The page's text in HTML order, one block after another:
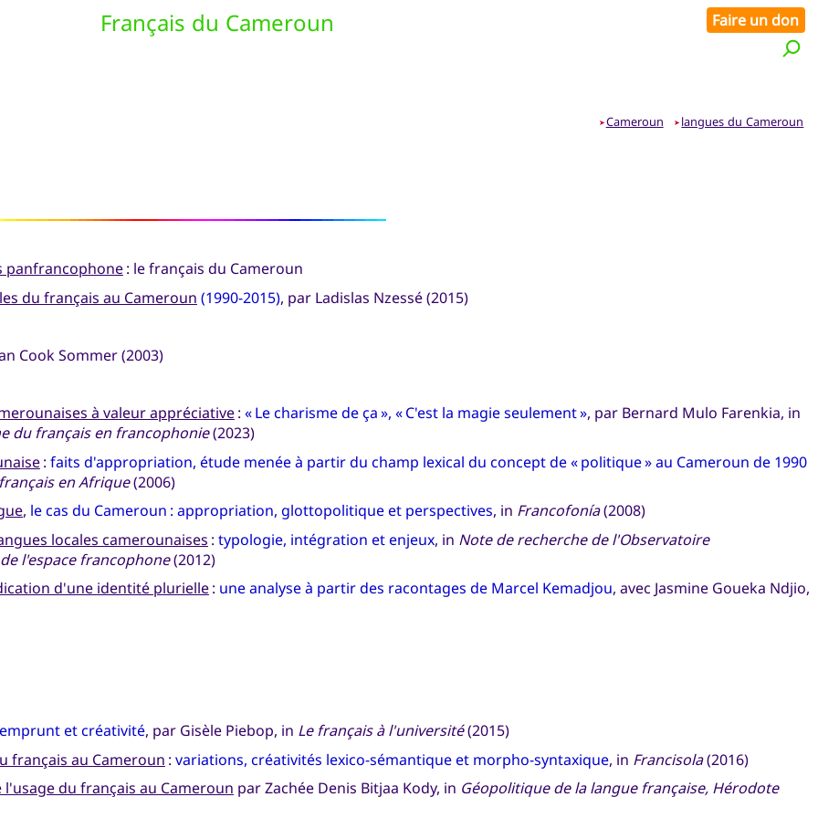
Français du Cameroun Faire un don
➤ Cameroun ➤ langues du Cameroun
panfrancophone: le français du Cameroun
du français au Cameroun (1990-2015), par Ladislas Nzessé (2015)
Cook Sommer (2003)
à valeur appréciative: « Le charisme de ça », « C'est la magie seulement », par Bernard Mulo Farenkia, in
du français en francophonie(2023)
: faits d'appropriation, étude menée à partir du champ lexical du concept de « politique » au Cameroun de 1990
en Afrique(2006)
, le cas du Cameroun : appropriation, glottopolitique et perspectives, in Francofonía(2008)
locales camerounaises : typologie, intégration et enjeux, in Note de recherche de l'Observatoire
l'espace francophone(2012)
d'une identité plurielle: une analyse à partir des racontages de Marcel Kemadjou, avec Jasmine Goueka Ndjio,
et créativité, par Gisèle Piebop, in Le français à l'université(2015)
français au Cameroun : variations, créativités lexico-sémantique et morpho-syntaxique, in Francisola(2016)
du français au Cameroun par Zachée Denis Bitjaa Kody, in Géopolitique de la langue française, Hérodote